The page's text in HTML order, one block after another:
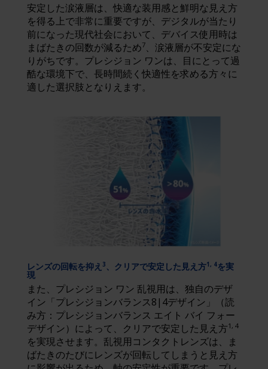
安定した涙液層は、快適な装用感と鮮明な見え方
を得る上で非常に重要ですが、デジタルが当たり
前になった現代社会において、デバイス使用時は
まばたきの回数が減るため7、涙液層が不安定にな
りがちです。プレシジョン ワンは、目にとって過
酷な環境下で、長時間続く快適性を求める方々に
適した選択肢となりえます。
レンズの回転を抑え 3 、クリアで安定した見え方1, 4を実
現
また、プレシジョン ワン 乱視用は、独自のデザ
イン「プレシジョンバランス8|4デザイン」（読
み方：プレシジョンバランス エイト バイ フォー
デザイン）によって、クリアで安定した見え方1, 4
を実現させます。乱視用コンタクトレンズは、ま
ばたきのたびにレンズが回転してしまうと見え方